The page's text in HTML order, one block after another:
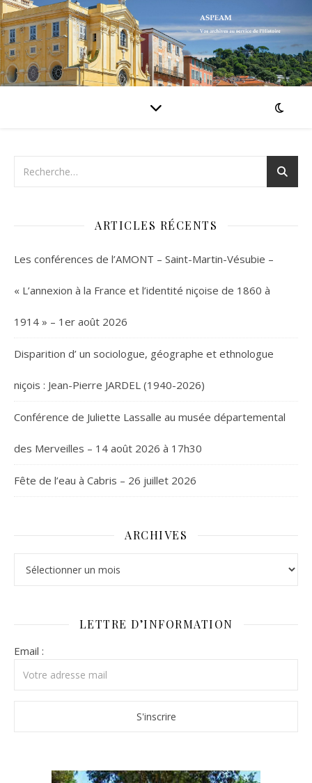
ARTICLES RÉCENTS
Les conférences de l’AMONT – Saint-Martin-Vésubie –
« L’annexion à la France et l’identité niçoise de 1860 à
1914 » – 1er août 2026
Disparition d’ un sociologue, géographe et ethnologue
niçois : Jean-Pierre JARDEL (1940-2026)
Conférence de Juliette Lassalle au musée départemental
des Merveilles – 14 août 2026 à 17h30
Fête de l’eau à Cabris – 26 juillet 2026
ARCHIVES
LETTRE D’INFORMATION
Email :